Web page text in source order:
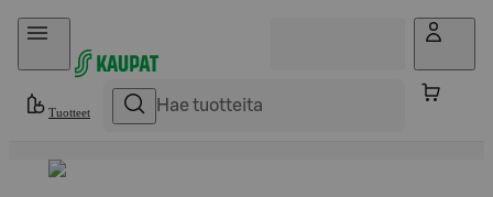
Hyppää sisältöön
Tuotteet